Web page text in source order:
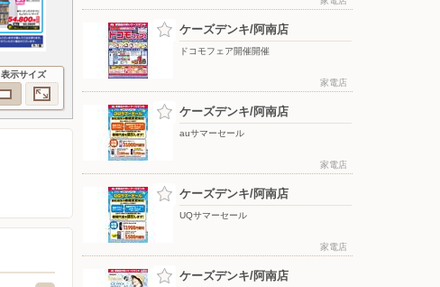
表示サイズ
ケーズデンキ/阿南店
ドコモフェア開催開催
家電店
ケーズデンキ/阿南店
auサマーセール
家電店
ケーズデンキ/阿南店
UQサマーセール
家電店
ケーズデンキ/阿南店